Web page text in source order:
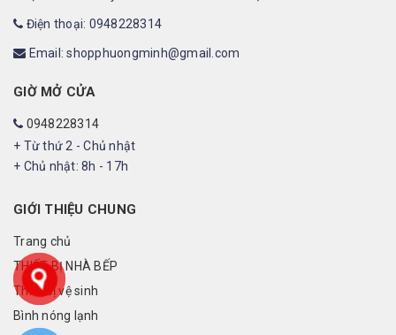
Điện thoại: 0948228314
Email: shopphuongminh@gmail.com
GIỜ MỞ CỬA
0948228314
+ Từ thứ 2 - Chủ nhật
+ Chủ nhật: 8h - 17h
GIỚI THIỆU CHUNG
Trang chủ
THIẾT BỊ NHÀ BẾP
Thiết bị vệ sinh
Bình nóng lạnh